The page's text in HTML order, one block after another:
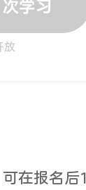
次学习
放
在报名